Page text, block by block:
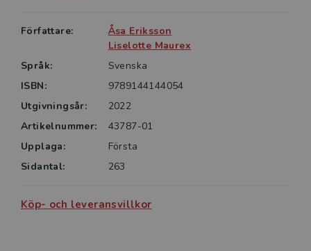
psykologer och psykologer som nyligen börjat göra
utredningar, liksom för deras handledare.
Författare:
Åsa Eriksson
Liselotte Maurex
Språk:
Svenska
ISBN:
9789144144054
Utgivningsår:
2022
Artikelnummer:
43787-01
Upplaga:
Första
Sidantal:
263
Köp- och leveransvillkor